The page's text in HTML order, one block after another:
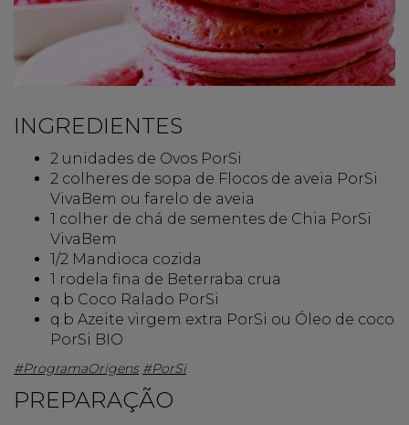
INGREDIENTES
2 unidades de Ovos PorSi
2 colheres de sopa de Flocos de aveia PorSi
VivaBem ou farelo de aveia
1 colher de chá de sementes de Chia PorSi
VivaBem
1/2 Mandioca cozida
1 rodela fina de Beterraba crua
q.b Coco Ralado PorSi
q.b Azeite virgem extra PorSi ou Óleo de coco
PorSi BIO
#ProgramaOrigens #PorSi
PREPARAÇÃO